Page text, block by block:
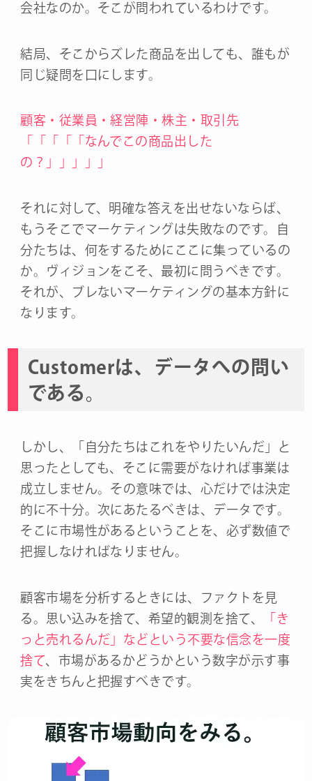
会社なのか。そこが問われているわけです。
結局、そこからズレた商品を出しても、誰もが
同じ疑問を口にします。
顧客・従業員・経営陣・株主・取引先
「「「「「なんでこの商品出した
の？」」」」」
それに対して、明確な答えを出せないならば、
もうそこでマーケティングは失敗なのです。自
分たちは、何をするためにここに集っているの
か。ヴィジョンをこそ、最初に問うべきです。
それが、ブレないマーケティングの基本方針に
なります。
Customerは、データへの問い
である。
しかし、「自分たちはこれをやりたいんだ」と
思ったとしても、そこに需要がなければ事業は
成立しません。その意味では、心だけでは決定
的に不十分。次にあたるべきは、データです。
そこに市場性があるということを、必ず数値で
把握しなければなりません。
顧客市場を分析するときには、ファクトを見
る。思い込みを捨て、希望的観測を捨て、
「き
っと売れるんだ」などという不要な信念を一度
捨て、市場があるかどうかという数字が示す事
実をきちんと把握すべきです。